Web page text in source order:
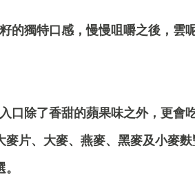
的獨特口感，慢慢咀嚼之後，雲
口除了香甜的蘋果味之外，更會
片、大麥、燕麥、黑麥及小麥麩